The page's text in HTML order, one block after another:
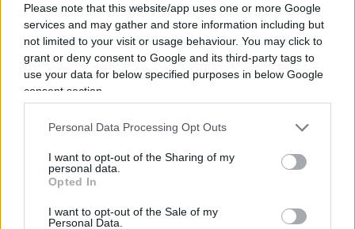
Please note that this website/app uses one or more Google
services and may gather and store information including but
not limited to your visit or usage behaviour. You may click to
grant or deny consent to Google and its third-party tags to
use your data for below specified purposes in below Google
consent section.
Personal Data Processing Opt Outs
I want to opt-out of the Sharing of my
personal data.
Opted In
I want to opt-out of the Sale of my
Personal Data.
dice che l’immigrazione irregolare si combatte
prima che diventi ingestibile, rafforzando le
frontiere e creando deterrenza. La seconda
continua a vedere con sospetto proprio quella
deterrenza, salvo poi scoprire che quando decine
di migliaia di persone si presentano
barriere, poliziotti, guardie civili e rimpatri. È qui
Ceuta diventa molto più di Ceuta
la sinistra europea ha accusato i governi